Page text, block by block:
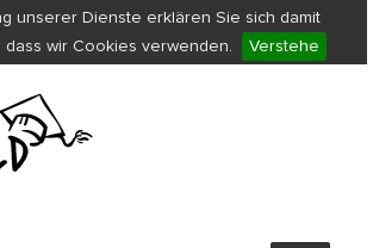
unserer Dienste erklären Sie sich damit
dass wir Cookies verwenden.
Verstehe